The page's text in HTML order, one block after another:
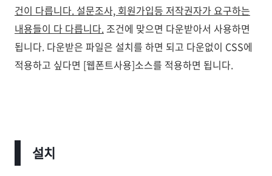
건이 다릅니다. 설문조사, 회원가입등 저작권자가 요구하는
내용들이 다 다릅니다.조건에 맞으면 다운받아서 사용하면
됩니다. 다운받은 파일은 설치를 하면 되고 다운없이 CSS에
적용하고 싶다면 [웹폰트사용]소스를 적용하면 됩니다.
설치